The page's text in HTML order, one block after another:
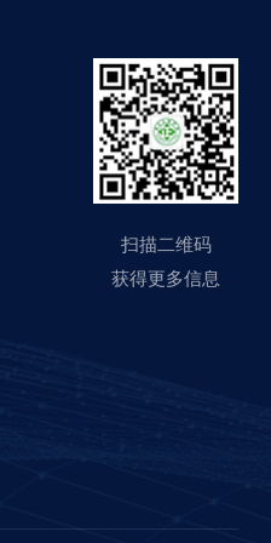
扫描二维码
获得更多信息